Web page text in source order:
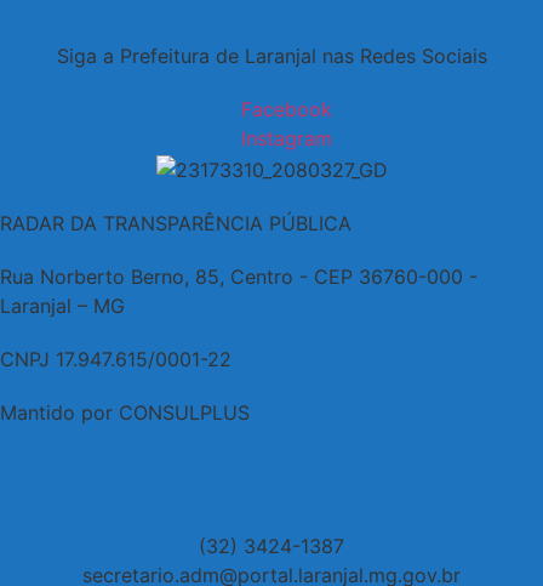
Siga a Prefeitura de Laranjal nas Redes Sociais
Facebook
Instagram
RADAR DA TRANSPARÊNCIA PÚBLICA
Rua Norberto Berno, 85, Centro - CEP 36760-000 -
Laranjal – MG
CNPJ 17.947.615/0001-22
Mantido por CONSULPLUS
(32) 3424-1387
secretario.adm@portal.laranjal.mg.gov.br